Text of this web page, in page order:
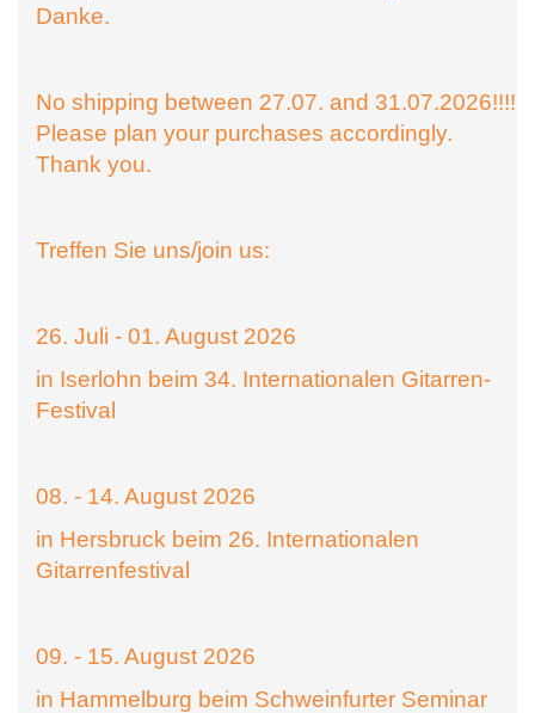
Danke.
No shipping between 27.07. and 31.07.2026!!!!
Please plan your purchases accordingly.
Thank you.
Treffen Sie uns/join us:
26. Juli - 01. August 2026
in Iserlohn beim 34. Internationalen Gitarren-
Festival
08. - 14. August 2026
in Hersbruck beim 26. Internationalen
Gitarrenfestival
09. - 15. August 2026
in Hammelburg beim Schweinfurter Seminar